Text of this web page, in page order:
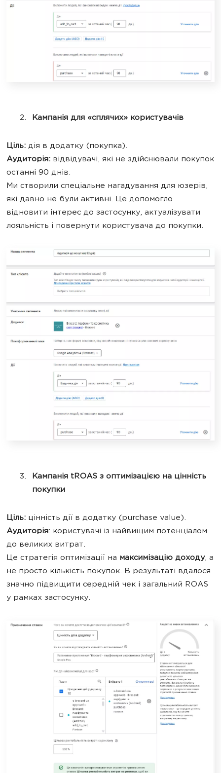
Кампанія для «сплячих» користувачів
Ціль: дія в додатку (покупка).
Аудиторія: відвідувачі, які не здійснювали покупок
останні 90 днів.
Ми створили спеціальне нагадування для юзерів,
які давно не були активні. Це допомогло
відновити інтерес до застосунку, актуалізувати
лояльність і повернути користувача до покупки.
Кампанія tROAS з оптимізацією на цінність
покупки
Ціль: цінність дії в додатку (purchase value).
Аудиторія: користувачі із найвищим потенціалом
до великих витрат.
Це стратегія оптимізації на максимізацію доходу, а
не просто кількість покупок. В результаті вдалося
значно підвищити середній чек і загальний ROAS
у рамках застосунку.